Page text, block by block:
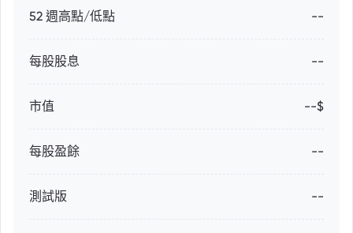
52 週高點/低點 --
每股股息 --
市值 --$
每股盈餘 --
測試版 --